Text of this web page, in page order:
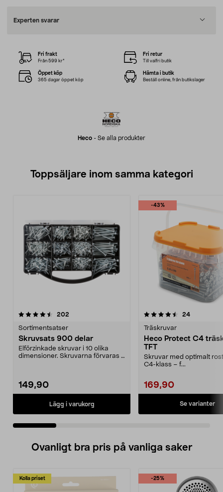
Experten svarar
Heco - Se alla produkter
Fri frakt
Från 599 kr*
Fri retur
Till valfri butik
Öppet köp
365 dagar öppet köp
Hämta i butik
Beställ online, från butikslager
Toppsäljare inom samma kategori
202
Sortimentsatser
Skruvsats 900 delar
Elförzinkade skruvar i 10 olika
dimensioner. Skruvarna förvaras i
149,90
Lägg i varukorg
-43%
4.5 av 5 stjärnor 24recensioner
Träskruvar
Heco Protect C4
TFT
Skruvar med optimalt
C4-klass – f...
169,90
Se varianter
4.5 av 5 stjärnor
Ovanligt bra pris på vanliga saker
Kolla priset -25%